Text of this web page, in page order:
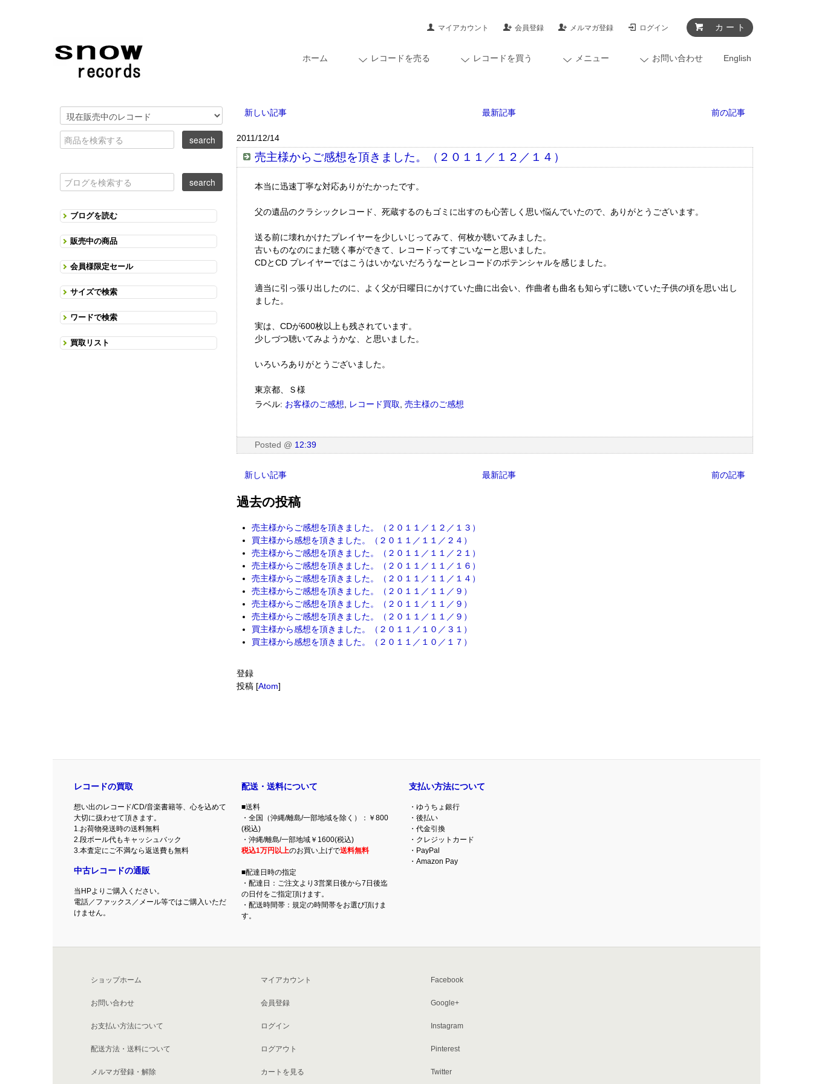
カ ー ト
マイアカウント 会員登録 メルマガ登録 ログイン
ホーム レコードを売る レコードを買う メニュー お問い合わせ English
新しい記事 最新記事 前の記事
2011/12/14
売主様からご感想を頂きました。（２０１１／１２／１４）
本当に迅速丁寧な対応ありがたかったです。
父の遺品のクラシックレコード、死蔵するのもゴミに出すのも心苦しく思い悩んでいたので、ありがとうございます。
送る前に壊れかけたプレイヤーを少しいじってみて、何枚か聴いてみました。
古いものなのにまだ聴く事ができて、レコードってすごいなーと思いました。
CDとCD プレイヤーではこうはいかないだろうなーとレコードのポテンシャルを感じました。
適当に引っ張り出したのに、よく父が日曜日にかけていた曲に出会い、作曲者も曲名も知らずに聴いていた子供の頃を思い出し
ました。
実は、CDが600枚以上も残されています。
少しづつ聴いてみようかな、と思いました。
いろいろありがとうございました。
東京都、Ｓ様
ラベル: お客様のご感想 レコード買取 ,売主様のご感想
Posted @ 12:39
新しい記事 最新記事 前の記事
過去の投稿
売主様からご感想を頂きました。（２０１１／１２／１３）
買主様から感想を頂きました。（２０１１／１１／２４）
売主様からご感想を頂きました。（２０１１／１１／２１）
売主様からご感想を頂きました。（２０１１／１１／１６）
売主様からご感想を頂きました。（２０１１／１１／１４）
売主様からご感想を頂きました。（２０１１／１１／９）
売主様からご感想を頂きました。（２０１１／１１／９）
売主様からご感想を頂きました。（２０１１／１１／９）
買主様から感想を頂きました。（２０１１／１０／３１）
買主様から感想を頂きました。（２０１１／１０／１７）
登録
投稿 [Atom]
ブログを読む
販売中の商品
会員様限定セール
サイズで検索
ワードで検索
買取リスト
レコードの買取
想い出のレコード/CD/音楽書籍等、心を込めて
大切に扱わせて頂きます。
1.お荷物発送時の送料無料
2.段ボール代もキャッシュバック
3.本査定にご不満なら返送費も無料
中古レコードの通販
当HPよりご購入ください。
電話／ファックス／メール等ではご購入いただ
けません。
配送・送料について
■送料
・全国（沖縄/離島/一部地域を除く）：￥800
(税込)
・沖縄/離島/一部地域￥1600(税込)
税込1万円以上のお買い上げで送料無料
■配達日時の指定
・配達日：ご注文より3営業日後から7日後迄
の日付をご指定頂けます。
・配送時間帯：規定の時間帯をお選び頂けま
す。
支払い方法について
・ゆうちょ銀行
・後払い
・代金引換
・クレジットカード
・PayPal
・Amazon Pay
ショップホーム
お問い合わせ
お支払い方法について
配送方法・送料について
メルマガ登録・解除
マイアカウント
会員登録
ログイン
ログアウト
カートを見る
Facebook
Google+
Instagram
Pinterest
Twitter